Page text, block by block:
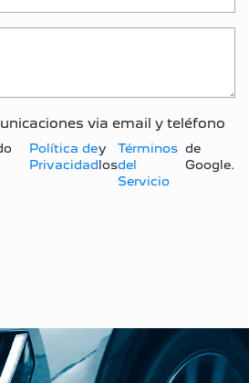
via email y teléfono
Política de
Privacidad
y
los
Términos
del
Servicio
de
Google.